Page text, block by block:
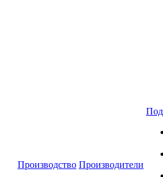
Производство Производители